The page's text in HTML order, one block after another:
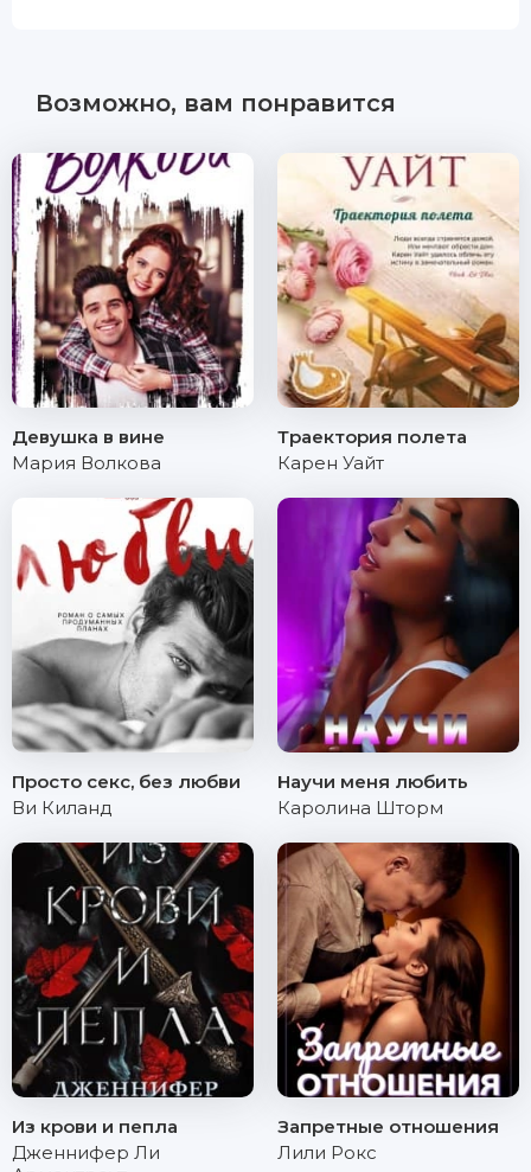
Возможно, вам понравится
Девушка в вине
Мария Волкова
Траектория полета
Карен Уайт
Просто секс, без любви
Ви Киланд
Научи меня любить
Каролина Шторм
Из крови и пепла
Дженнифер Ли
Запретные отношения
Лили Рокс